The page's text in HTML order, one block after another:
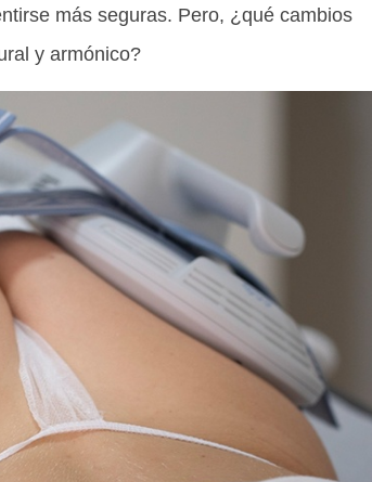
más seguras. Pero, ¿qué cambios
y armónico?